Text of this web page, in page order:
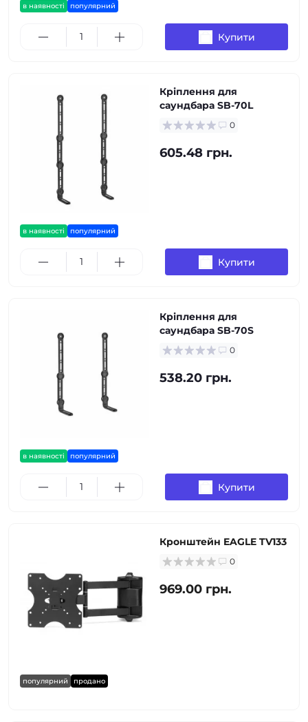
в наявності популярний
Купити
в наявності популярний
Кріплення для
саундбара SB-70L
0
605.48 грн.
Купити
в наявності популярний
Кріплення для
саундбара SB-70S
0
538.20 грн.
Купити
популярний продано
Кронштейн EAGLE TV133
0
969.00 грн.